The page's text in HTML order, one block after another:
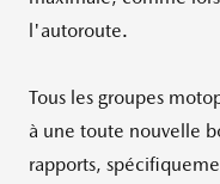
l'autoroute.
Tous les groupes
à une toute nouvelle
rapports,